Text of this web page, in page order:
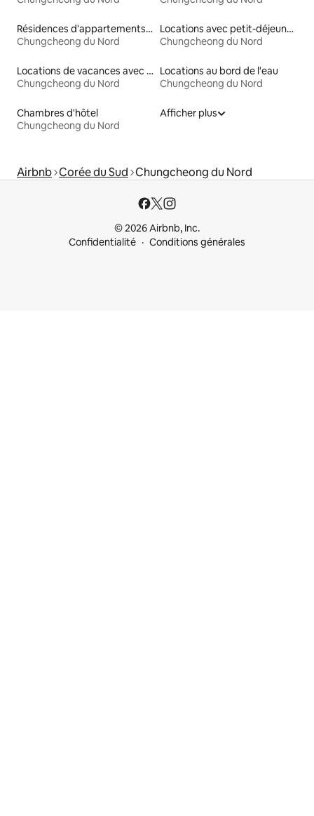
Résidences d'appartements en location
Chungcheong du Nord
Locations avec petit-déjeuner
Chungcheong du Nord
Locations de vacances avec piscine
Chungcheong du Nord
Locations au bord de l'eau
Chungcheong du Nord
Chambres d'hôtel
Chungcheong du Nord
Afficher plus
Airbnb Corée du Sud Chungcheong du Nord
© 2026 Airbnb, Inc.
Confidentialité
Conditions générales